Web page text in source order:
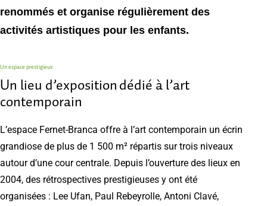
renommés et organise régulièrement des
activités artistiques pour les enfants.
Un espace prestigieux
Un lieu d’expositiondédié à l’art
contemporain
L’espace Fernet-Branca offre à l’art contemporain un écrin
grandiose de plus de 1 500 m² répartis sur trois niveaux
autour d’une cour centrale. Depuis l’ouverture des lieux en
2004, des rétrospectives prestigieuses y ont été
organisées : Lee Ufan, Paul Rebeyrolle, Antoni Clavé,